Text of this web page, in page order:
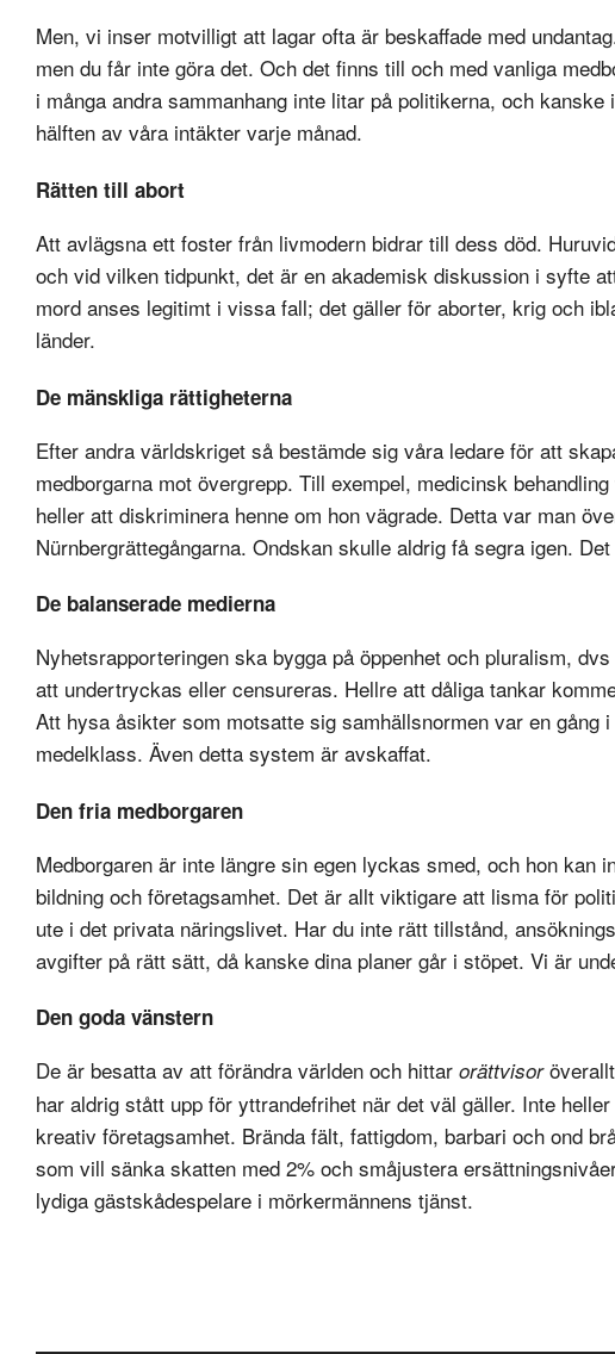
Men, vi inser motvilligt att lagar ofta är beskaffade med
men du får inte göra det. Och det finns till och med vanliga
i många andra sammanhang inte litar på politikerna, och
hälften av våra intäkter varje månad.
Rätten till abort
Att avlägsna ett foster från livmodern bidrar till dess död.
och vid vilken tidpunkt, det är en akademisk diskussion i syfte
mord anses legitimt i vissa fall; det gäller för aborter, krig och
länder.
De mänskliga rättigheterna
Efter andra världskriget så bestämde sig våra ledare för att
medborgarna mot övergrepp. Till exempel, medicinsk
heller att diskriminera henne om hon vägrade. Detta var man
Nürnbergrättegångarna. Ondskan skulle aldrig få segra igen.
De balanserade medierna
Nyhetsrapporteringen ska bygga på öppenhet och pluralism,
att undertryckas eller censureras. Hellre att dåliga tankar
Att hysa åsikter som motsatte sig samhällsnormen var en gång
medelklass. Även detta system är avskaffat.
Den fria medborgaren
Medborgaren är inte längre sin egen lyckas smed, och hon kan
bildning och företagsamhet. Det är allt viktigare att lisma för
ute i det privata näringslivet. Har du inte rätt tillstånd,
avgifter på rätt sätt, då kanske dina planer går i stöpet. Vi är
Den goda vänstern
De är besatta av att förändra världen och hittar orättvisor
har aldrig stått upp för yttrandefrihet när det väl gäller. Inte
kreativ företagsamhet. Brända fält, fattigdom, barbari och ond
som vill sänka skatten med 2% och småjustera
lydiga gästskådespelare i mörkermännens tjänst.